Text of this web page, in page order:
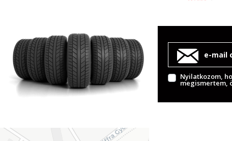
Nyilatkozom,
megismertem,